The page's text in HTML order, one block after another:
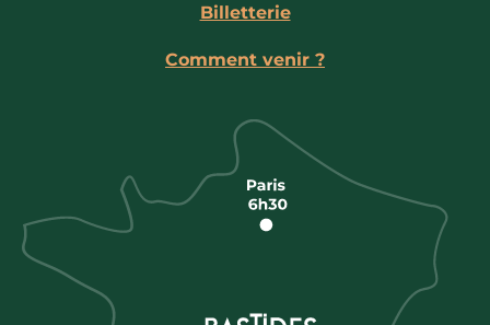
Billetterie
Comment venir ?